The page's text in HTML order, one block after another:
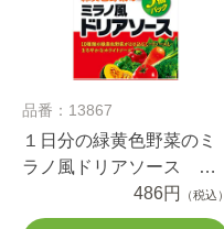
品番：13867
１日分の緑黄色野菜のミ
ラノ風ドリアソース ３
486円 （税込）